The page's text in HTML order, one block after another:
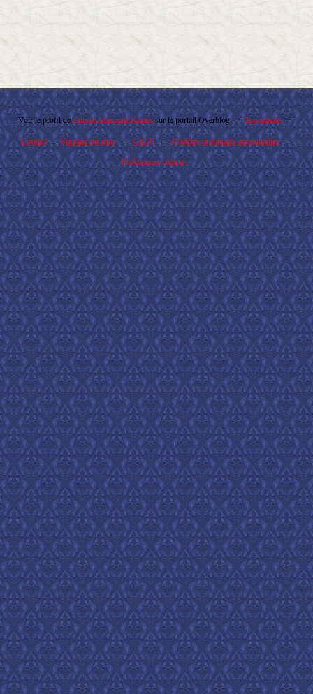
Voir le profil deCitroën Maserati Nantessur le portail Overblog
Top articles
Contact
Signaler un abus C.G.U.
Cookies et données personnelles
Préférences cookies